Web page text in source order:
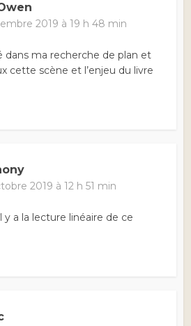
2019 à 19 h 48 min
dans ma recherche de plan et
cette scène et l’enjeu du livre
2019 à 12 h 51 min
y a la lecture linéaire de ce